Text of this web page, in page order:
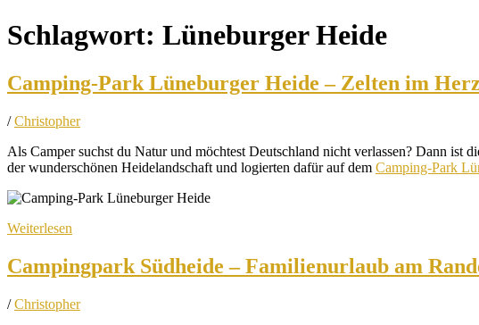
Schlagwort: Lüneburger Heide
Camping-Park Lüneburger Heide – Zelten im
/Christopher
Als Camper suchst du Natur und möchtest Deutschland nicht verlassen? Dann
der wunderschönen Heidelandschaft und logierten dafür auf dem Camping-Park
Weiterlesen
Campingpark Südheide – Familienurlaub am
/Christopher